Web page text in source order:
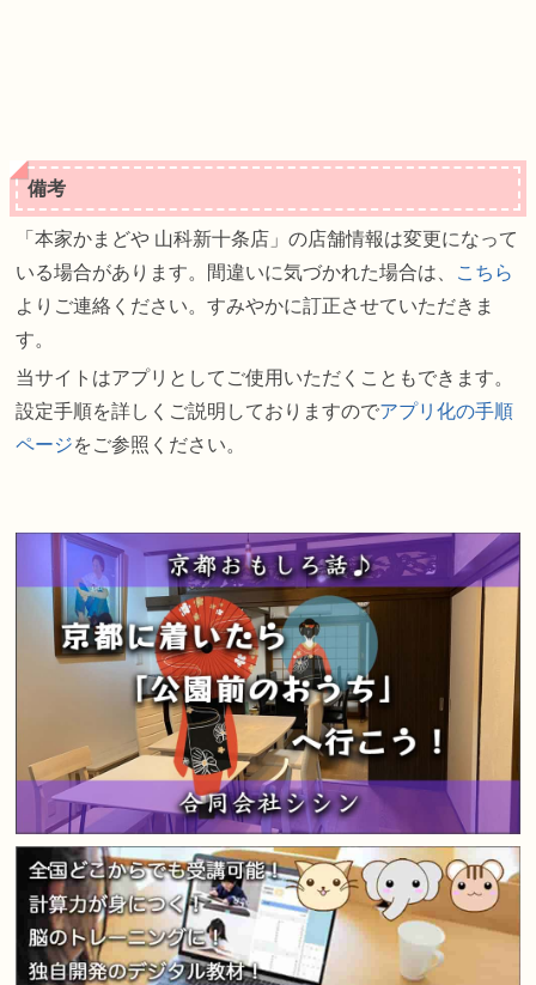
備考
「本家かまどや 山科新十条店」の店舗情報は変更になって
いる場合があります。間違いに気づかれた場合は、 こちら
よりご連絡ください。すみやかに訂正させていただきま
す。
当サイトはアプリとしてご使用いただくこともできます。
設定手順を詳しくご説明しておりますのでアプリ化の手順
ページをご参照ください。